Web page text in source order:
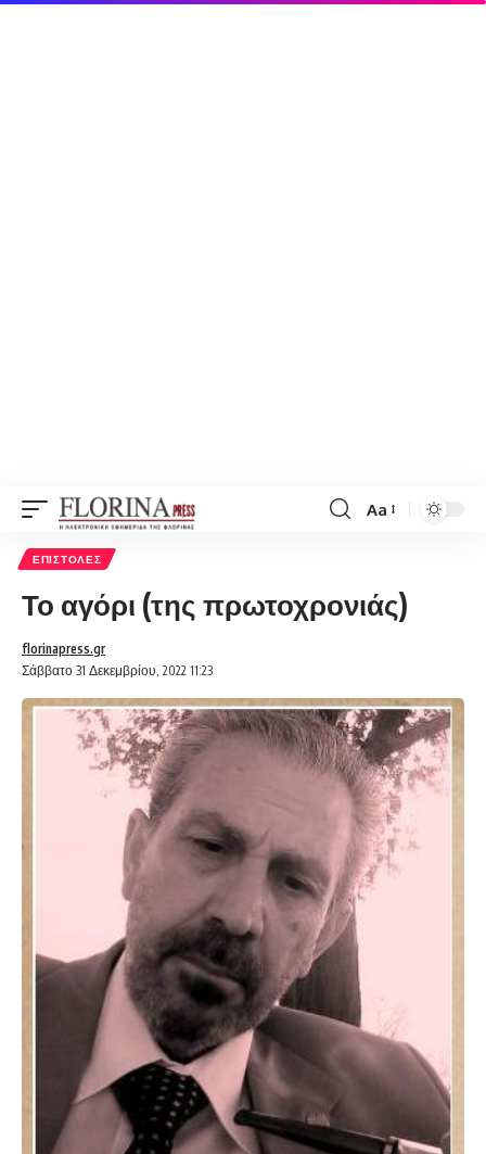
Font
Aa
ΕΠΙΣΤΟΛΈΣ
Το αγόρι (της πρωτοχρονιάς)
Σάββατο 31 Δεκεμβρίου, 2022 11:23
florinapress.gr